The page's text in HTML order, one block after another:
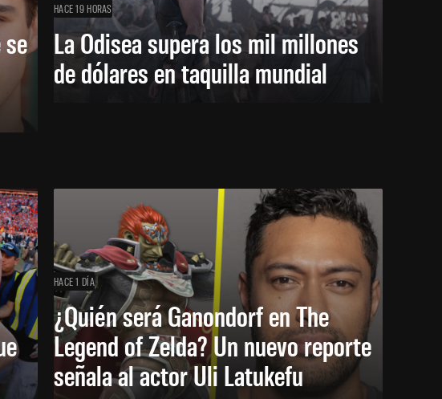
HACE 19 HORAS
La Odisea supera los mil millones
de dólares en taquilla mundial
HACE 1 DÍA
¿Quién será Ganondorf en The
Legend of Zelda? Un nuevo reporte
señala al actor Uli Latukefu